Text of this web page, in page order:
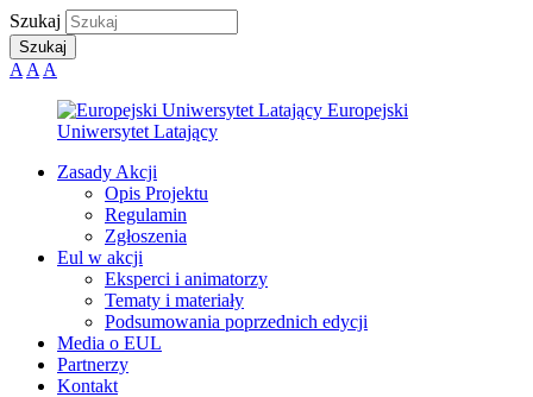
Szukaj
A A A
Zasady Akcji
Opis Projektu
Regulamin
Zgłoszenia
Eul w akcji
Eksperci i animatorzy
Tematy i materiały
Podsumowania poprzednich edycji
Media o EUL
Partnerzy
Kontakt